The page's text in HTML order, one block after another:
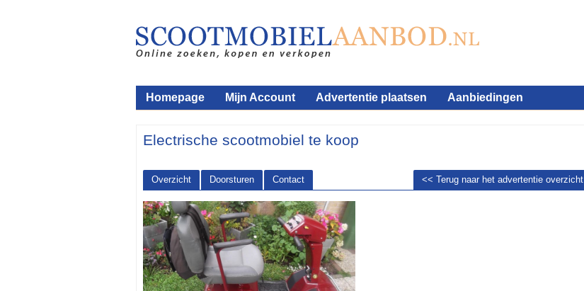
Homepage Mijn Account Advertentie plaatsen Aanbiedingen
Electrische scootmobiel te koop
Overzicht Doorsturen Contact << Terug naar het advertentie overzicht